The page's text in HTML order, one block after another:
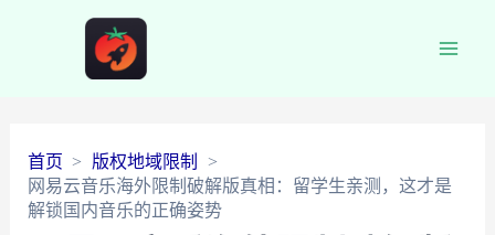
首页
版权地域限制
网易云音乐海外限制破解版真相：留学生亲测，这才是
解锁国内音乐的正确姿势